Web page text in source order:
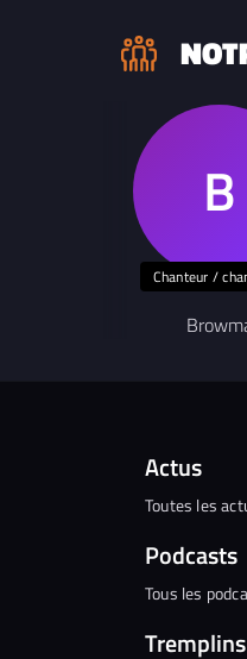
Chanteur /
Actus
Toutes les
Podcasts
Tous les
Tremplins